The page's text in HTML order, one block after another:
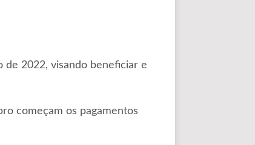
2022, visando beneficiar e
começam os pagamentos